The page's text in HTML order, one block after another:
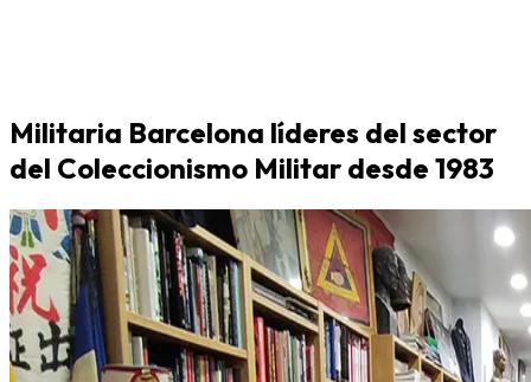
Militaria Barcelona líderes del sector
del Coleccionismo Militar desde 1983